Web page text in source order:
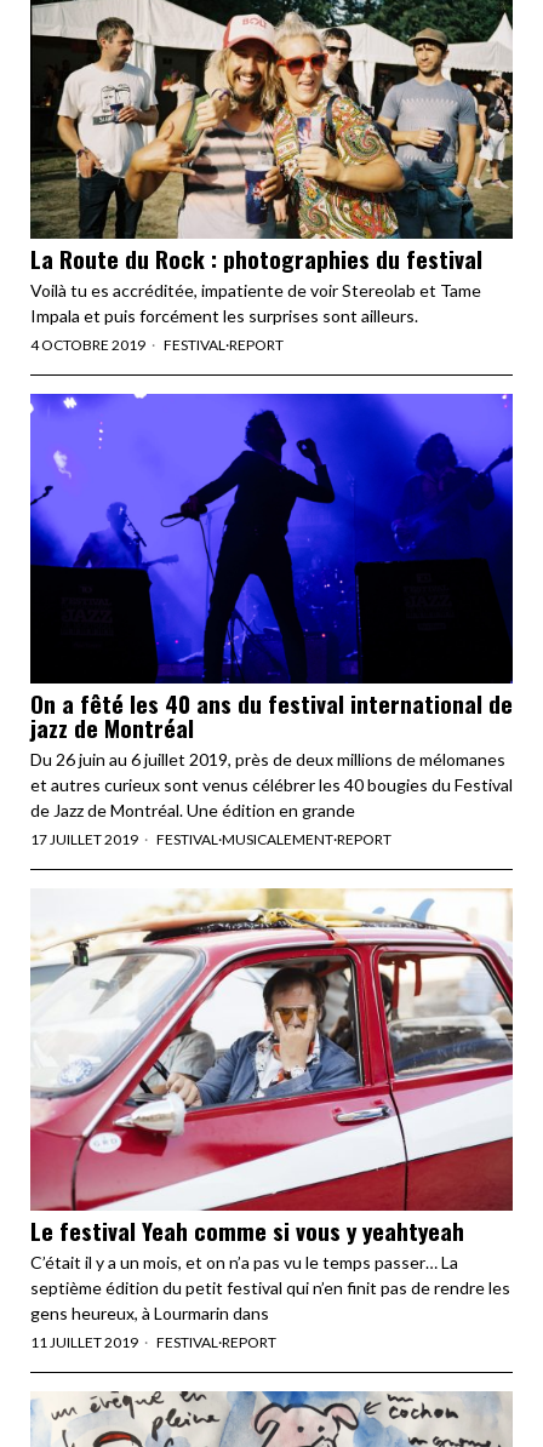
La Route du Rock : photographies du festival
Voilà tu es accréditée, impatiente de voir Stereolab et Tame
Impala et puis forcément les surprises sont ailleurs.
4 OCTOBRE 2019 FESTIVAL·REPORT
On a fêté les 40 ans du festival international de
jazz de Montréal
Du 26 juin au 6 juillet 2019, près de deux millions de mélomanes
et autres curieux sont venus célébrer les 40 bougies du Festival
de Jazz de Montréal. Une édition en grande
17 JUILLET 2019 FESTIVAL ·MUSICALEMENT·REPORT
Le festival Yeah comme si vous y yeahtyeah
C’était il y a un mois, et on n’a pas vu le temps passer… La
septième édition du petit festival qui n’en finit pas de rendre les
gens heureux, à Lourmarin dans
11 JUILLET 2019 FESTIVAL ·REPORT